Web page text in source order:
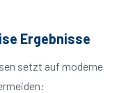
Ergebnisse
setzt auf moderne